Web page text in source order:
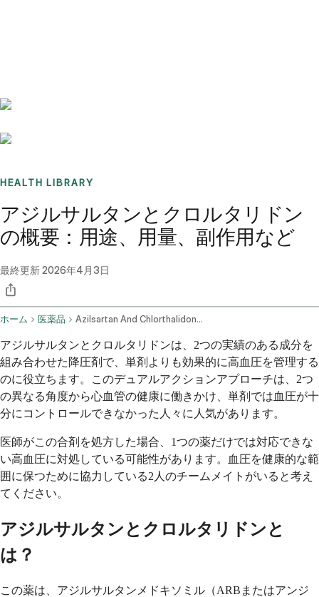
HEALTH LIBRARY
アジルサルタンとクロルタリドン
の概要：用途、用量、副作用など
最終更新2026年4月3日
ホーム 医薬品 Azilsartan And Chlorthalidone Oral Route
アジルサルタンとクロルタリドンは、2つの実績のある成分を
組み合わせた降圧剤で、単剤よりも効果的に高血圧を管理する
のに役立ちます。このデュアルアクションアプローチは、2つ
の異なる角度から心血管の健康に働きかけ、単剤では血圧が十
分にコントロールできなかった人々に人気があります。
医師がこの合剤を処方した場合、1つの薬だけでは対応できな
い高血圧に対処している可能性があります。血圧を健康的な範
囲に保つために協力している2人のチームメイトがいると考え
てください。
アジルサルタンとクロルタリドンと
は？
この薬は、アジルサルタンメドキソミル（ARBまたはアンジ